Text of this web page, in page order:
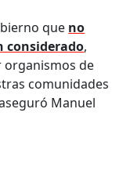
que no
considerado,
organismos de
comunidades
Manuel